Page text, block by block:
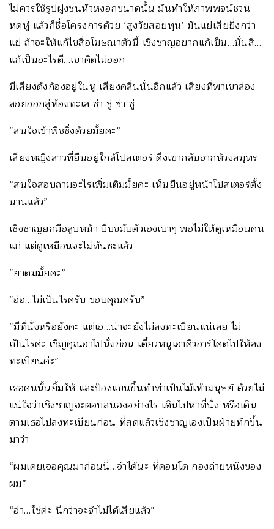
ไม่ควรใช้รูปฝูงชนหัวหงอกขนาดนั้น มันทำให้ภาพพจน์ชวน
หดหู่ แล้วก็ชื่อโครงการด้วย ‘สูงวัยสอยทุน’ มันแย่เสียยิ่งกว่า
แย่ ถ้าจะให้แก้ไขสื่อโฆษณาตัวนี้ เชิงชาญอยากแก้เป็น…นั่นสิ…
แก้เป็นอะไรดี…เขาคิดไม่ออก
มีเสียงดังก้องอยู่ในหู เสียงคลื่นนั่นอีกแล้ว เสียงที่พาเขาล่อง
ลอยออกสู่ท้องทะเล ซ่า ซู่ ซ่า ซู่
“สนใจเข้าพิชชิ่งด้วยมั้ยคะ”
เสียงหญิงสาวที่ยืนอยู่ใกล้โปสเตอร์ ดึงเขากลับจากห้วงสมุทร
“สนใจสอบถามอะไรเพิ่มเติมมั้ยคะ เห็นยืนอยู่หน้าโปสเตอร์ตั้ง
นานแล้ว”
เชิงชาญยกมือลูบหน้า บีบขมับตัวเองเบาๆ พอไม่ให้ดูเหมือนคน
แก่ แต่ดูเหมือนจะไม่ทันซะแล้ว
“ยาดมมั้ยคะ”
“อ่อ…ไม่เป็นไรครับ ขอบคุณครับ”
“มีที่นั่งหรือยังคะ แต่เอ…น่าจะยังไม่ลงทะเบียนแน่เลย ไม่
เป็นไรค่ะ เชิญคุณอาไปนั่งก่อน เดี๋ยวหนูเอาคิวอาร์โคดไปให้ลง
ทะเบียนค่ะ”
เธอคนนั้นยิ้มให้ และป้องแขนขึ้นทำท่าเป็นไม้เท้ามนุษย์ ด้วยไม่
แน่ใจว่าเชิงชาญจะตอบสนองอย่างไร เดินไปหาที่นั่ง หรือเดิน
ตามเธอไปลงทะเบียนก่อน ที่สุดแล้วเชิงชาญเองเป็นฝ่ายทักขึ้น
มาว่า
“ผมเคยเจอคุณมาก่อนนี่…จำได้นะ ที่คอนโด กองถ่ายหนังของ
ผม”
“อ่า…ใช่ค่ะ นึกว่าจะจำไม่ได้เสียแล้ว”